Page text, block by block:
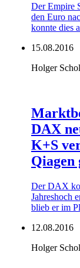
Der Empire
den Euro
konnte dies
15.08.2016
Holger
DAX
K+S
Qiagen
Der DAX
Jahreshoch
blieb er im
12.08.2016
Holger